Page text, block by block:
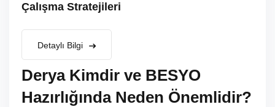
Çalışma Stratejileri
Detaylı Bilgi
Derya Kimdir ve BESYO
Hazırlığında Neden Önemlidir?